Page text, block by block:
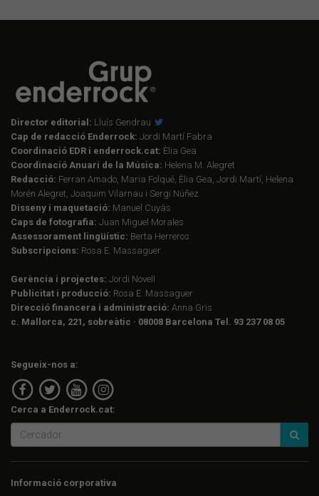
Director editorial: Lluís Gendrau
Cap de redacció Enderrock: Jordi Martí Fabra
Coordinació EDR i enderrock.cat: Èlia Gea
Coordinació Anuari de la Música: Helena M. Alegret
Redacció: Ferran Amado, Maria Folqué, Èlia Gea, Jordi Martí, Helena
Morén Alegret, Joaquim Vilarnau i Sergi Núñez
Disseny i maquetació: Manuel Cuyàs
Caps de fotografia: Juan Miguel Morales
Assessorament lingüístic: Berta Herreros
Subscripcions: Rosa E. Massaguer
Gerència i projectes: Jordi Novell
Publicitat i producció: Rosa E. Massaguer
Direcció financera i administració: Anna Gris
c. Mallorca, 221, sobreàtic · 08008 Barcelona Tel. 93 237 08 05
Segueix-nos a:
Cerca a Enderrock.cat:
Informació corporativa